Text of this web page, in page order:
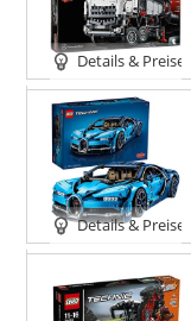
Details & Preise
Details & Preise